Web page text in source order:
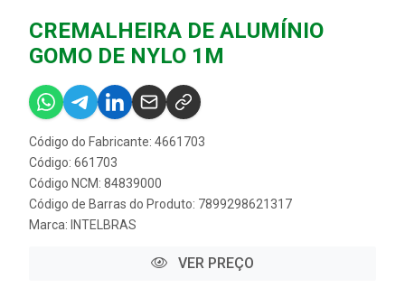
CREMALHEIRA DE ALUMÍNIO
GOMO DE NYLO 1M
Código do Fabricante: 4661703
Código: 661703
Código NCM: 84839000
Código de Barras do Produto: 7899298621317
Marca: INTELBRAS
VER PREÇO